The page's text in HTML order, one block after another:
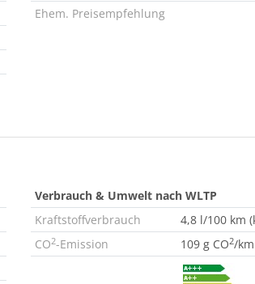
Ehem. Preisempfehlung
Verbrauch & Umwelt nach WLTP
Kraftstoffverbrauch
4,8 l/100 km
CO2-Emission 109 g CO2/km